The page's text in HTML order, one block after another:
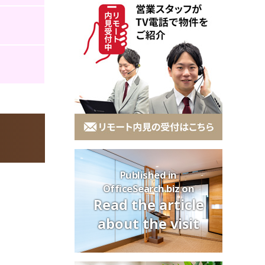
Published in
OfficeSearch.biz on
Read the article
about the visit